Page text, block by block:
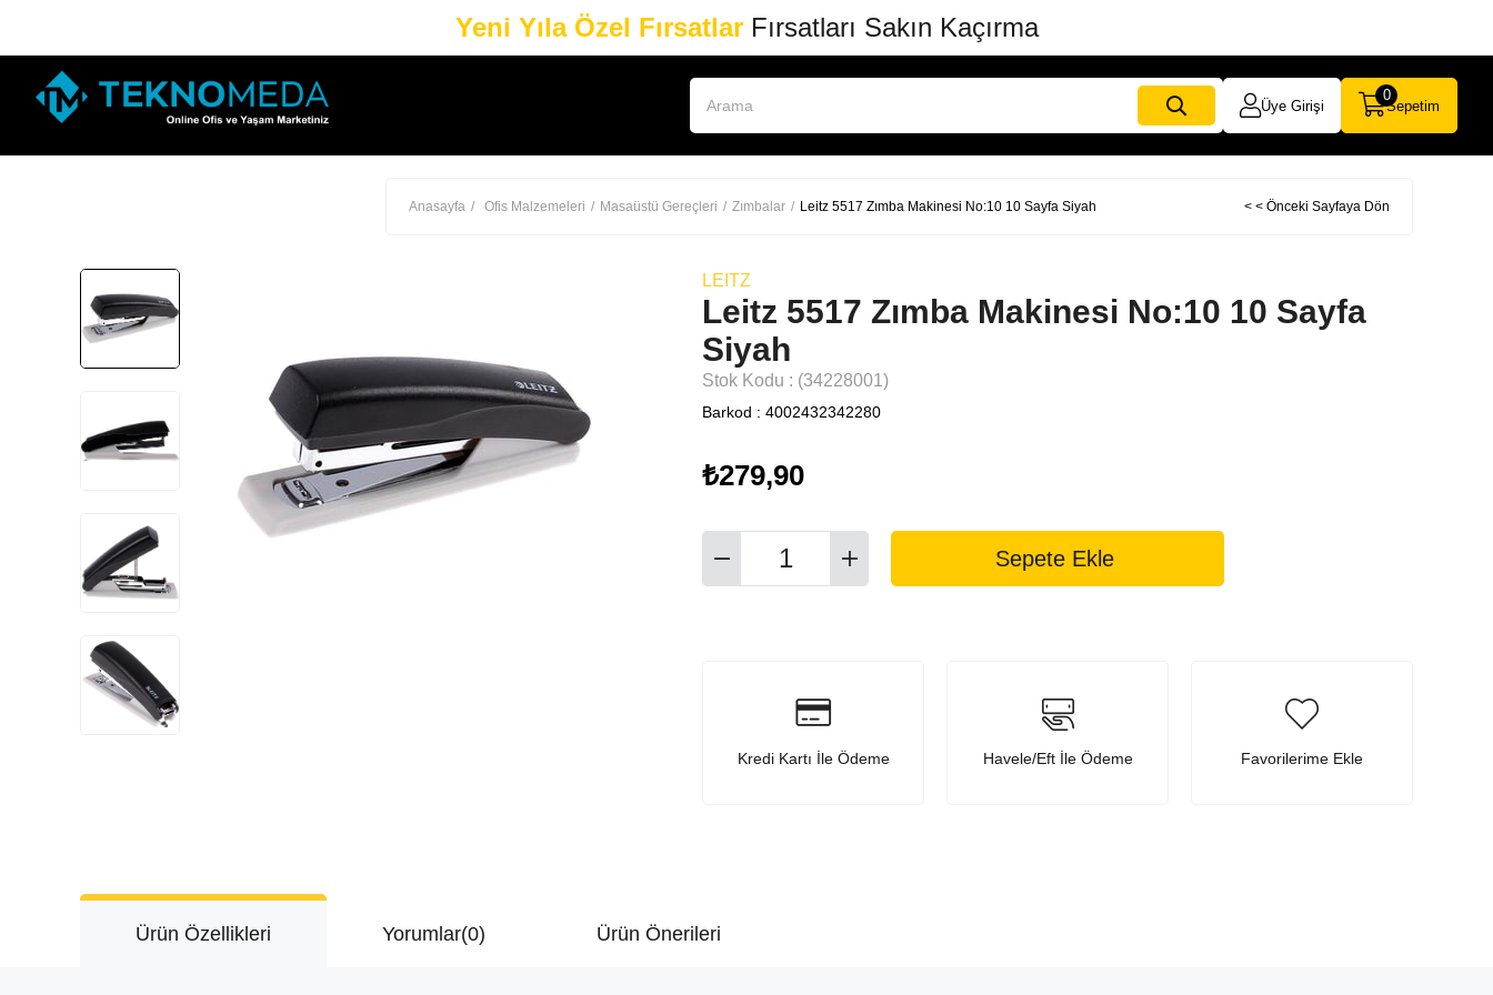
Yeni Yıla Özel FırsatlarFırsatları Sakın Kaçırma
Üye Girişi Sepetim
0
Anasayfa Ofis Malzemeleri Masaüstü Gereçleri Zımbalar Leitz 5517 Zımba Makinesi No:10 10 Sayfa Siyah < < Önceki Sayfaya Dön
LEITZ
Leitz 5517 Zımba Makinesi No:10 10 Sayfa
Siyah
Stok Kodu (34228001)
Barkod : 4002432342280
₺279,90
Kredi Kartı İle Ödeme Havele/Eft İle Ödeme Favorilerime Ekle
Ürün Özellikleri Yorumlar(0) Ürün Önerileri